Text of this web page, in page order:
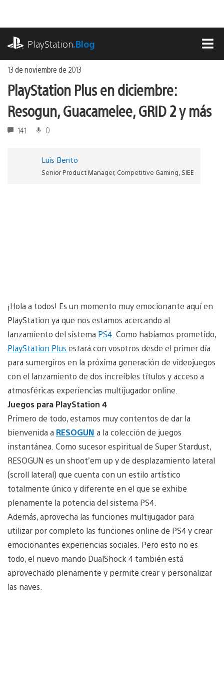
contenido
PlayStation.Blog
13 de noviembre de 2013
PlayStation Plus en diciembre:
Resogun, Guacamelee, GRID 2 y más
141 0
Luis Bento
Senior Product Manager, Competitive Gaming, SIEE
¡Hola a todos! Es un momento muy emocionante aquí en
PlayStation ya que nos estamos acercando al
lanzamiento del sistema PS4 . Como habíamos prometido,
PlayStation Plus estará con vosotros desde el primer día
para sumergiros en la próxima generación de videojuegos
con el lanzamiento de dos increíbles títulos y acceso a
atmosféricas experiencias multijugador online.
Juegos para PlayStation 4
Primero de todo, estamos muy contentos de dar la
bienvenida a RESOGUN a la colección de juegos
instantánea. Como sucesor espiritual de Super Stardust,
RESOGUN es un shoot’em up y de desplazamiento lateral
(scroll lateral) que cuenta con un estilo artístico
totalmente único y diferente en el que se exhibe
plenamente la potencia del sistema PS4.
Además, aprovecha las funciones multijugador para
utilizar por completo las funciones online de PS4 y crear
emocionantes experiencias sociales. Pero esto no es
todo, el nuevo mando DualShock 4 también está
aprovechado plenamente y permite crear y personalizar
las naves.